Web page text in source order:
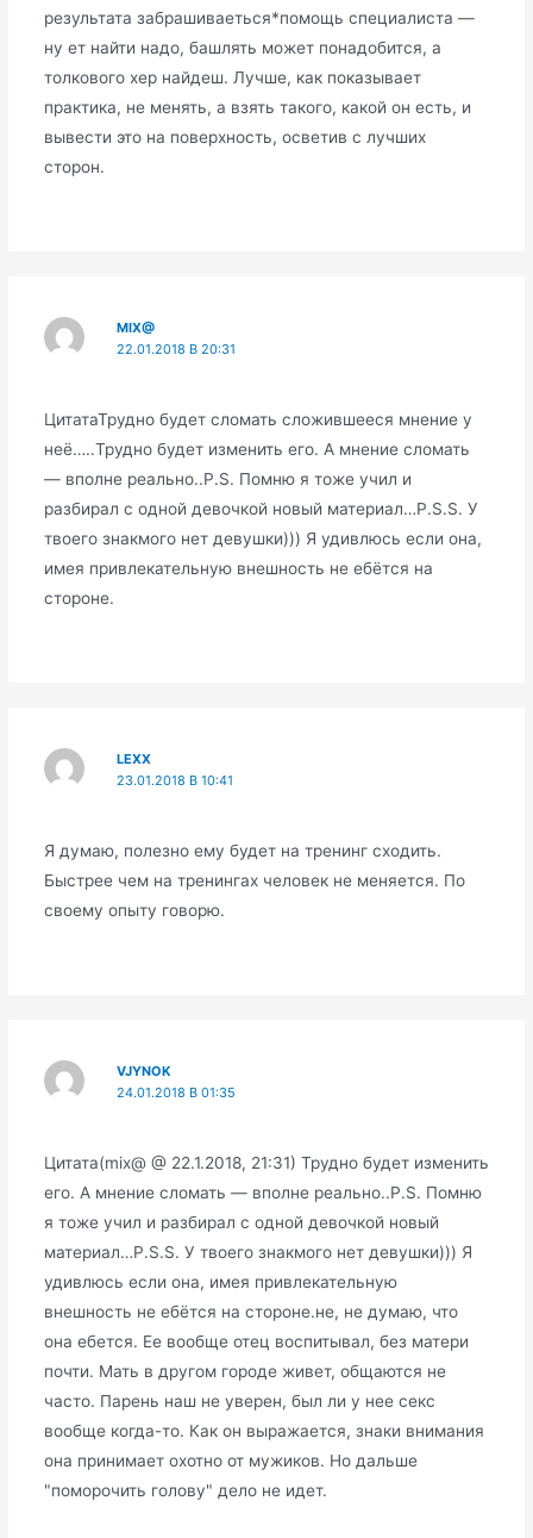
результата забрашиваеться*помощь специалиста —
ну ет найти надо, башлять может понадобится, а
толкового хер найдеш. Лучше, как показывает
практика, не менять, а взять такого, какой он есть, и
вывести это на поверхность, осветив с лучших
сторон.
MIX@
22.01.2018 В 20:31
ЦитатаТрудно будет сломать сложившееся мнение у
неё…..Трудно будет изменить его. А мнение сломать
— вполне реально..P.S. Помню я тоже учил и
разбирал с одной девочкой новый материал…P.S.S. У
твоего знакмого нет девушки))) Я удивлюсь если она,
имея привлекательную внешность не ебётся на
стороне.
LEXX
23.01.2018 В 10:41
Я думаю, полезно ему будет на тренинг сходить.
Быстрее чем на тренингах человек не меняется. По
своему опыту говорю.
VJYNOK
24.01.2018 В 01:35
Цитата(mix@ @ 22.1.2018, 21:31) Трудно будет изменить
его. А мнение сломать — вполне реально..P.S. Помню
я тоже учил и разбирал с одной девочкой новый
материал…P.S.S. У твоего знакмого нет девушки))) Я
удивлюсь если она, имея привлекательную
внешность не ебётся на стороне.не, не думаю, что
она ебется. Ее вообще отец воспитывал, без матери
почти. Мать в другом городе живет, общаются не
часто. Парень наш не уверен, был ли у нее секс
вообще когда-то. Как он выражается, знаки внимания
она принимает охотно от мужиков. Но дальше
"поморочить голову" дело не идет.